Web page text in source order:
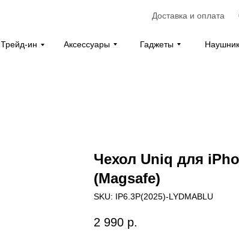
Доставка и оплата
Трейд-ин Аксессуары Гаджеты
Чехол Uniq для
(Magsafe)
SKU: IP6.3P(2025)-LYDMABLU
2 990 р.